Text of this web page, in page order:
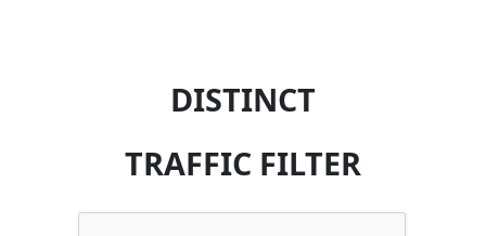
DISTINCT
TRAFFIC FILTER